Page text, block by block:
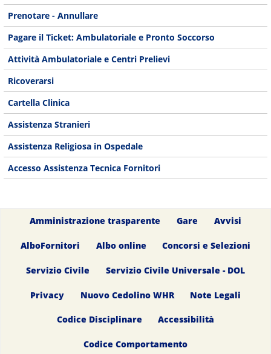
Prenotare - Annullare
Pagare il Ticket: Ambulatoriale e Pronto Soccorso
Attività Ambulatoriale e Centri Prelievi
Ricoverarsi
Cartella Clinica
Assistenza Stranieri
Assistenza Religiosa in Ospedale
Accesso Assistenza Tecnica Fornitori
Amministrazione trasparente Gare Avvisi
AlboFornitori Albo online Concorsi e Selezioni
Servizio Civile Servizio Civile Universale - DOL
Privacy Nuovo Cedolino WHR Note Legali
Codice Disciplinare Accessibilità
Codice Comportamento